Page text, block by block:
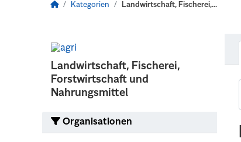
Kategorien Landwirtschaft, Fischerei,...
Landwirtschaft, Fischerei,
Forstwirtschaft und
Nahrungsmittel
Organisationen